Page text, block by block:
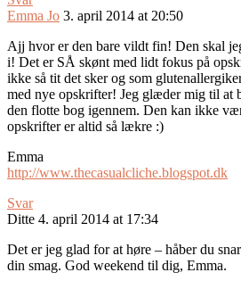
Emma Jo 3. april 2014 at 20:50
Ajj hvor er den bare vildt fin! Den skal
i! Det er SÅ skønt med lidt fokus på
ikke så tit det sker og som
med nye opskrifter! Jeg glæder mig til at
den flotte bog igennem. Den kan ikke
opskrifter er altid så lækre :)
Emma
http://www.thecasualcliche.blogspot.dk
Svar
Ditte 4. april 2014 at 17:34
Det er jeg glad for at høre – håber du
din smag. God weekend til dig, Emma.